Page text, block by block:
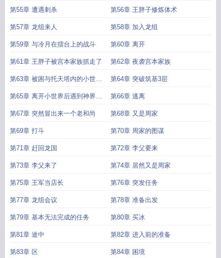
第55章 遭遇刺杀 第56章 王胖子修炼体术
第57章 龙组来人 第58章 加入龙组
第59章 与冷月在擂台上的战斗 第60章 离开
第61章 王胖子被宫本家族抓走了 第62章 夜袭宫本家族
第63章 被困与托天塔内的小世界
之中
第64章 突破筑基3层
第65章 离开小世界后遇到神界武
者
第66章 逃离
第67章 突然冒出来一个老和尚 第68章 又是周家
第69章 打斗 第70章 周家的图谋
第71章 赶回龙国 第72章 李父要来
第73章 李父来了 第74章 居然又是周家
第75章 王军当店长 第76章 突发任务
第77章 龙组会议 第78章 准备出发
第79章 基本无法完成的任务 第80章 买冰
第81章 途中 第82章 进入前的准备
第83章 区 第84章 困境